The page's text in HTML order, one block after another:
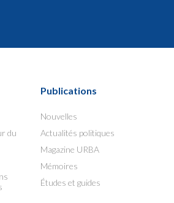
du
Publications
Nouvelles
Actualités politiques
Magazine URBA
Mémoires
Études et guides